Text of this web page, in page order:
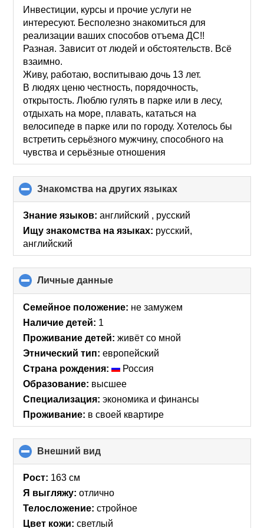
collapse
contents
Инвестиции, курсы и прочие услуги не
интересуют. Бесполезно знакомиться для
реализации ваших способов отъема ДС!!
Разная. Зависит от людей и обстоятельств. Всё
взаимно.
Живу, работаю, воспитываю дочь 13 лет.
В людях ценю честность, порядочность,
открытость. Люблю гулять в парке или в лесу,
отдыхать на море, плавать, кататься на
велосипеде в парке или по городу. Хотелось бы
встретить серьёзного мужчину, способного на
чувства и серьёзные отношения
Знакомства на других языках
to
collapse
contents
Знание языков: английский , русский
Ищу знакомства на языках: русский,
английский
Личные данные
to
collapse
Семейное положение: не замужем
Наличие детей: 1
Проживание детей: живёт со мной
Этнический тип: европейский
Страна рождения:
Россия
Образование: высшее
Специализация: экономика и финансы
Проживание: в своей квартире
Внешний вид
to
Рост: 163 см
Я выгляжу: отлично
Телосложение: стройное
Цвет кожи: светлый